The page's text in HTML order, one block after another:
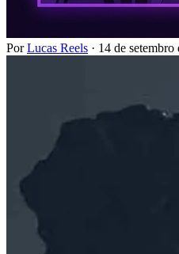
PorLucas Reels · 14 de setembro